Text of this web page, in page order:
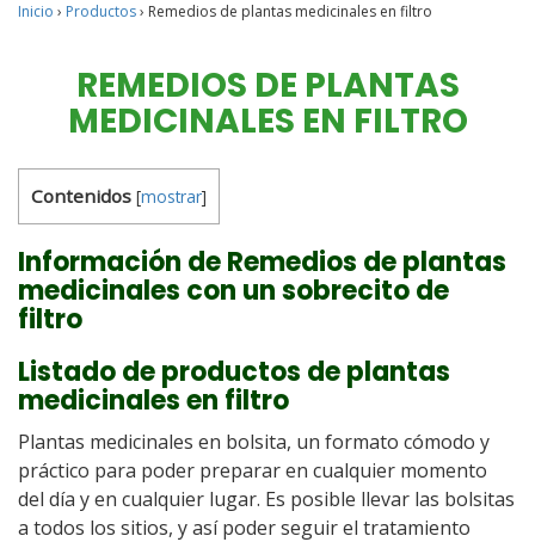
Inicio › Productos› Remedios de plantas medicinales en filtro
REMEDIOS DE PLANTAS
MEDICINALES EN FILTRO
Contenidos [mostrar]
Información de Remedios de plantas
medicinales con un sobrecito de
filtro
Listado de productos de plantas
medicinales en filtro
Plantas medicinales en bolsita, un formato cómodo y
práctico para poder preparar en cualquier momento
del día y en cualquier lugar. Es posible llevar las bolsitas
a todos los sitios, y así poder seguir el tratamiento